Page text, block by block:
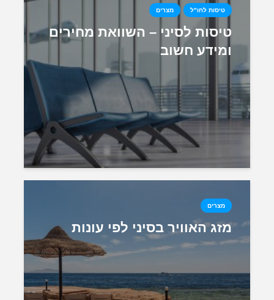
טיסות לחו"ל מצרים
טיסות לסיני – השוואת מחירים
ומידע חשוב
מצרים
מזג האוויר בסיני לפי עונות